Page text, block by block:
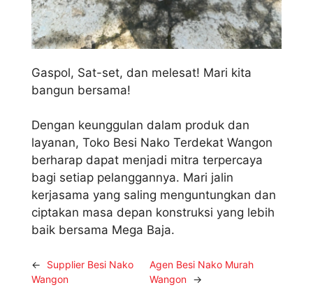
Gaspol, Sat-set, dan melesat! Mari kita
bangun bersama!
Dengan keunggulan dalam produk dan
layanan, Toko Besi Nako Terdekat Wangon
berharap dapat menjadi mitra terpercaya
bagi setiap pelanggannya. Mari jalin
kerjasama yang saling menguntungkan dan
ciptakan masa depan konstruksi yang lebih
baik bersama Mega Baja.
←
Supplier Besi Nako
Wangon
Agen Besi Nako Murah
Wangon
→